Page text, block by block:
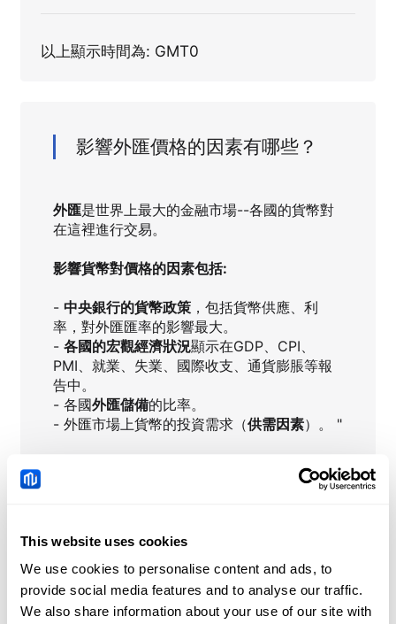
This website uses cookies
We use cookies to personalise content and ads, to
provide social media features and to analyse our traffic.
We also share information about your use of our site with
以上顯示時間為: GMT0
影響外匯價格的因素有哪些？
外匯是世界上最大的金融市場--各國的貨幣對
在這裡進行交易。
影響貨幣對價格的因素包括:
- 中央銀行的貨幣政策，包括貨幣供應、利
率，對外匯匯率的影響最大。
- 各國的宏觀經濟狀況顯示在GDP、CPI、
PMI、就業、失業、國際收支、通貨膨脹等報
告中。
- 各國外匯儲備的比率。
- 外匯市場上貨幣的投資需求（供需因素）。 "
英鎊/日圓價格預測：200日
簡單移動平均線守住，下行
風險仍存